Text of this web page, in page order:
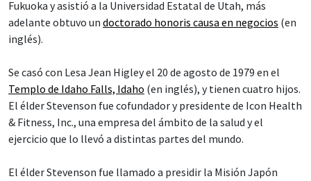
Fukuoka y asistió a la Universidad Estatal de Utah, más
adelante obtuvo un doctorado honoris causa en negocios (en
inglés).
Se casó con Lesa Jean Higley el 20 de agosto de 1979 en el
Templo de Idaho Falls, Idaho (en inglés), y tienen cuatro hijos.
El élder Stevenson fue cofundador y presidente de Icon Health
& Fitness, Inc., una empresa del ámbito de la salud y el
ejercicio que lo llevó a distintas partes del mundo.
El élder Stevenson fue llamado a presidir la Misión Japón